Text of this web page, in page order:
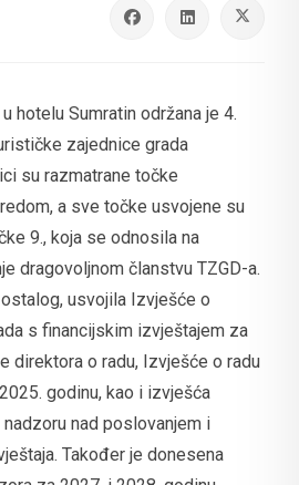
hotelu Sumratin održana je 4.
zajednice grada
su razmatrane točke
a sve točke usvojene su
9., koja se odnosila na
dragovoljnom članstvu TZGD-a.
usvojila Izvješće o
s financijskim izvještajem za
direktora o radu, Izvješće o radu
godinu, kao i izvješća
nad poslovanjem i
Također je donesena